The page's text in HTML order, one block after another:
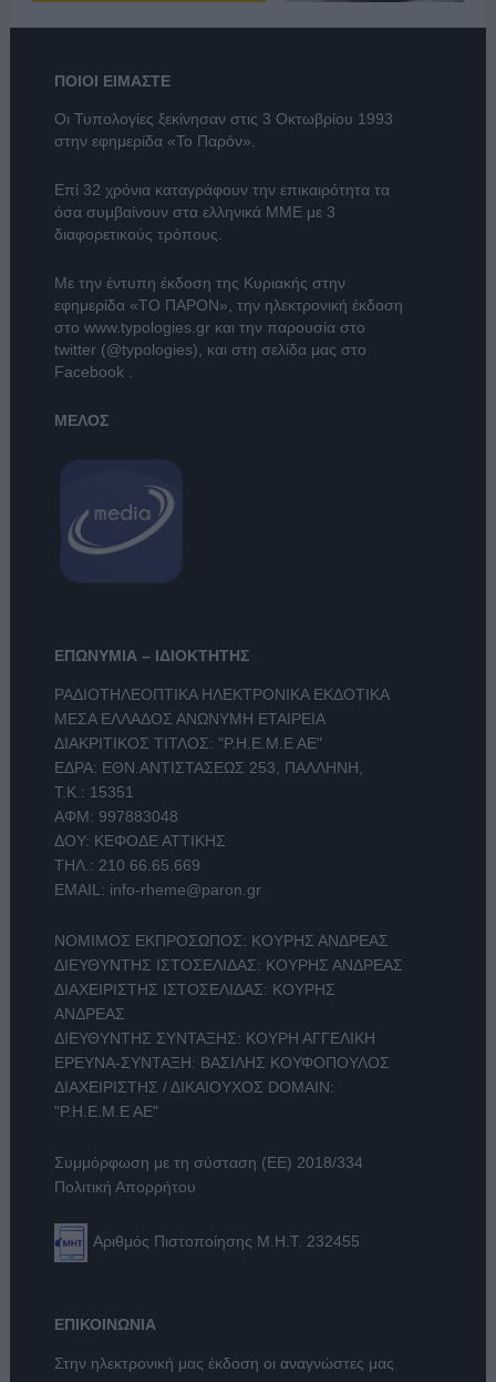
ΠΟΙΟΙ ΕΙΜΑΣΤΕ
Οι Τυπολογίες ξεκίνησαν στις 3 Οκτωβρίου 1993
στην εφημερίδα «Το Παρόν».
Επί 32 χρόνια καταγράφουν την επικαιρότητα τα
όσα συμβαίνουν στα ελληνικά ΜΜΕ με 3
διαφορετικούς τρόπους.
Με την έντυπη έκδοση της Κυριακής στην
εφημερίδα «ΤΟ ΠΑΡΟΝ» , την ηλεκτρονική έκδοση
στο www.typologies.grκαι την παρουσία στο
twitter (@typologies) , και στη σελίδα μας στο
Facebook
ΜΕΛΟΣ
ΕΠΩΝΥΜΙΑ – ΙΔΙΟΚΤΗΤΗΣ
ΡΑΔΙΟΤΗΛΕΟΠΤΙΚΑ ΗΛΕΚΤΡΟΝΙΚΑ ΕΚΔΟΤΙΚΑ
ΜΕΣΑ ΕΛΛΑΔΟΣ ΑΝΩΝΥΜΗ ΕΤΑΙΡΕΙΑ
ΔΙΑΚΡΙΤΙΚΟΣ ΤΙΤΛΟΣ: "Ρ.Η.Ε.Μ.Ε ΑΕ"
ΕΔΡΑ: ΕΘΝ.ΑΝΤΙΣΤΑΣΕΩΣ 253, ΠΑΛΛΗΝΗ,
Τ.Κ.: 15351
ΑΦΜ: 997883048
ΔΟΥ: ΚΕΦΟΔΕ ΑΤΤΙΚΗΣ
ΤΗΛ.: 210 66.65.669
EMAIL: info-rheme@paron.gr
ΝΟΜΙΜΟΣ ΕΚΠΡΟΣΩΠΟΣ: ΚΟΥΡΗΣ ΑΝΔΡΕΑΣ
ΔΙΕΥΘΥΝΤΗΣ ΙΣΤΟΣΕΛΙΔΑΣ: ΚΟΥΡΗΣ ΑΝΔΡΕΑΣ
ΔΙΑΧΕΙΡΙΣΤΗΣ ΙΣΤΟΣΕΛΙΔΑΣ: ΚΟΥΡΗΣ
ΑΝΔΡΕΑΣ
ΔΙΕΥΘΥΝΤΗΣ ΣΥΝΤΑΞΗΣ: ΚΟΥΡΗ ΑΓΓΕΛΙΚΗ
ΕΡΕΥΝΑ-ΣΥΝΤΑΞΗ: ΒΑΣΙΛΗΣ ΚΟΥΦΟΠΟΥΛΟΣ
ΔΙΑΧΕΙΡΙΣΤΗΣ / ΔΙΚΑΙΟΥΧΟΣ DOMAIN:
"Ρ.Η.Ε.Μ.Ε ΑΕ"
Συμμόρφωση με τη σύσταση (ΕΕ) 2018/334
Πολιτική Απορρήτου
Αριθμός Πιστοποίησης Μ.Η.Τ. 232455
ΕΠΙΚΟΙΝΩΝΙΑ
Στην ηλεκτρονική μας έκδοση οι αναγνώστες μας